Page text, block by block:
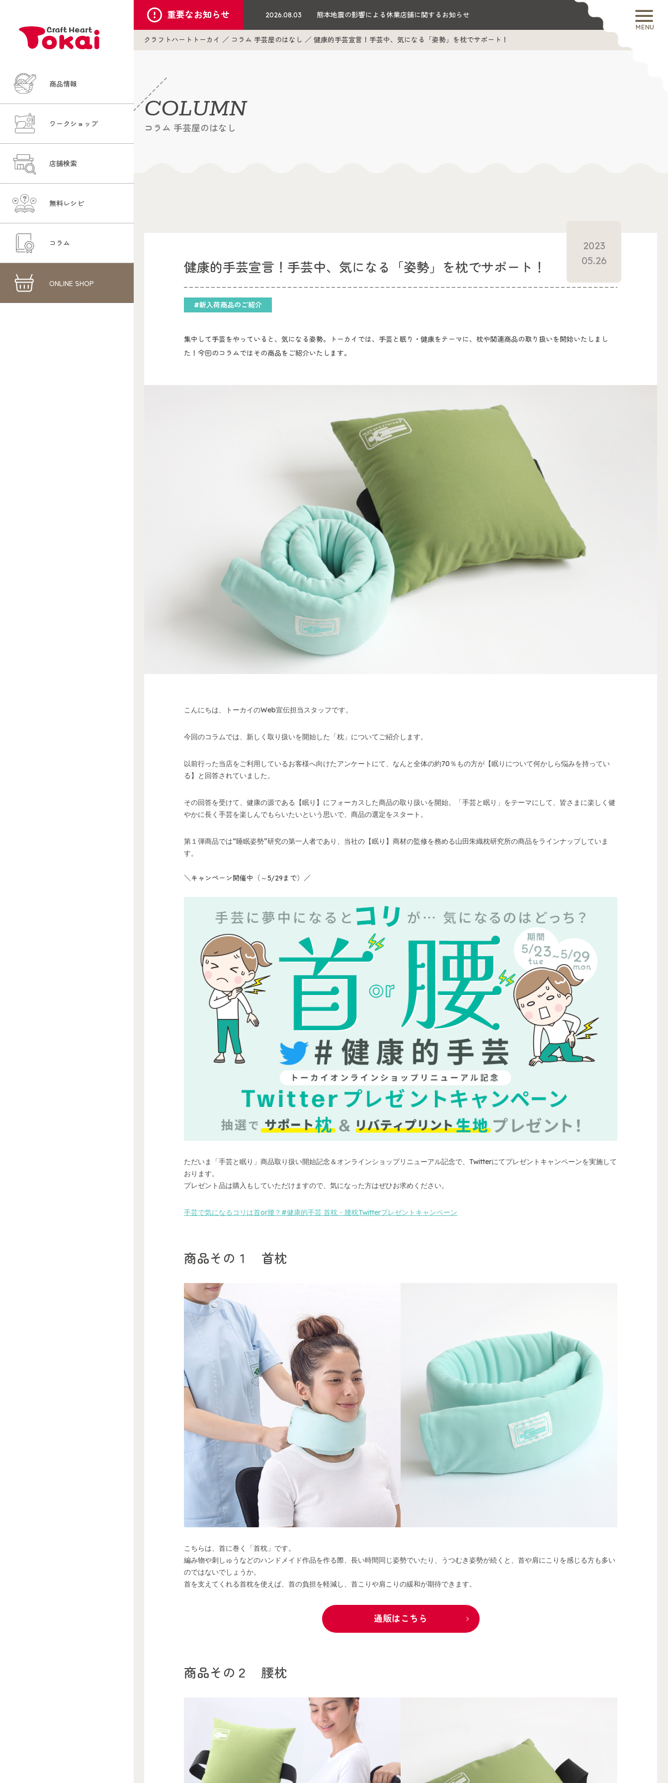
商品情報
ワークショップ
店舗検索
無料レシピ
コラム
ONLINE SHOP
MENU
重要なお知らせ 2026.08.03 熊本地震の影響による休業店舗に関するお知らせ
クラフトハートトーカイ コラム 手芸屋のはなし 健康的手芸宣言！手芸中、気になる「姿勢」を枕でサポート！
COLUMN
コラム 手芸屋のはなし
健康的手芸宣言！手芸中、気になる「姿勢」を枕でサポート！
#新入荷商品のご紹介
2023
05.26
集中して手芸をやっていると、気になる姿勢。トーカイでは、手芸と眠り・健康をテーマに、枕や関連商品の取り扱いを開始いたしまし
た！今回のコラムではその商品をご紹介いたします。
こんにちは、トーカイのWeb宣伝担当スタッフです。
今回のコラムでは、新しく取り扱いを開始した「枕」についてご紹介します。
以前行った当店をご利用しているお客様へ向けたアンケートにて、なんと全体の約70％もの方が【眠りについて何かしら悩みを持ってい
る】と回答されていました。
その回答を受けて、健康の源である【眠り】にフォーカスした商品の取り扱いを開始。「手芸と眠り」をテーマにして、皆さまに楽しく健
やかに長く手芸を楽しんでもらいたいという思いで、商品の選定をスタート。
第１弾商品では“睡眠姿勢”研究の第一人者であり、当社の【眠り】商材の監修を務める山田朱織枕研究所の商品をラインナップしていま
す。
＼キャンペーン開催中（～5/29まで）／
ただいま「手芸と眠り」商品取り扱い開始記念＆オンラインショップリニューアル記念で、Twitterにてプレゼントキャンペーンを実施して
おります。
プレゼント品は購入もしていただけますので、気になった方はぜひお求めください。
手芸で気になるコリは首or腰？#健康的手芸 首枕・腰枕Twitterプレゼントキャンペーン
商品その１ 首枕
こちらは、首に巻く「首枕」です。
編み物や刺しゅうなどのハンドメイド作品を作る際、長い時間同じ姿勢でいたり、うつむき姿勢が続くと、首や肩にこりを感じる方も多い
のではないでしょうか。
首を支えてくれる首枕を使えば、首の負担を軽減し、首こりや肩こりの緩和が期待できます。
通販はこちら
商品その２ 腰枕